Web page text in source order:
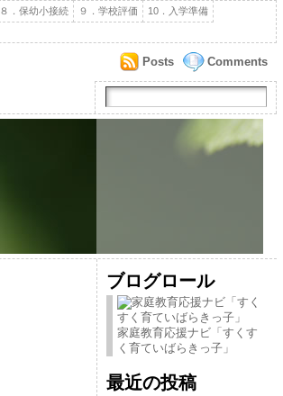
８．保幼小接続 ９．学校評価
10．入学準備
Comments
Posts
ブログロール
家庭教育応援ナビ「すくす
く育ていばらきっ子」
最近の投稿